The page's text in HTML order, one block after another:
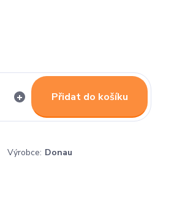
Přidat do košíku
Výrobce: Donau